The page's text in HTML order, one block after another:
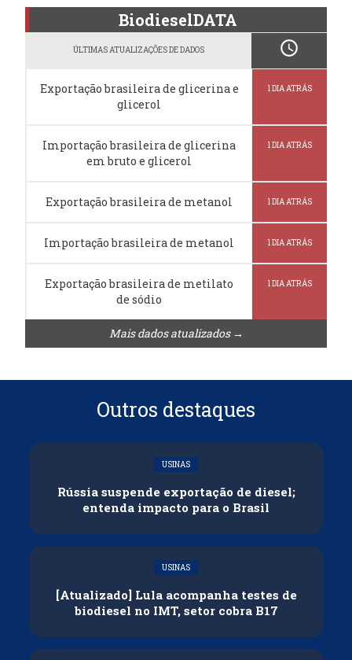
BiodieselDATA
ÚLTIMAS ATUALIZAÇÕES DE DADOS schedule
Exportação brasileira de glicerina e
glicerol
1 DIA ATRÁS
Importação brasileira de glicerina
em bruto e glicerol
1 DIA ATRÁS
Exportação brasileira de metanol 1 DIA ATRÁS
Importação brasileira de metanol 1 DIA ATRÁS
Exportação brasileira de metilato
de sódio
1 DIA ATRÁS
Mais dados atualizados →
Outros destaques
USINAS
Rússia suspende exportação de diesel;
entenda impacto para o Brasil
USINAS
[Atualizado] Lula acompanha testes de
biodiesel no IMT, setor cobra B17